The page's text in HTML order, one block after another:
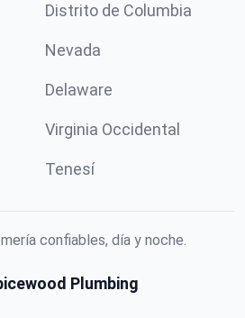
Distrito de Columbia
Nevada
Delaware
Virginia Occidental
Tenesí
confiables, día y noche.
Plumbing